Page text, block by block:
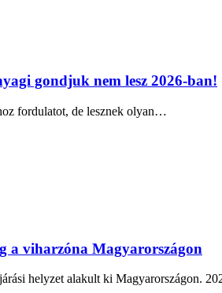
gondjuk nem lesz 2026-ban!
fordulatot, de lesznek olyan…
a viharzóna Magyarországon
helyzet alakult ki Magyarországon.